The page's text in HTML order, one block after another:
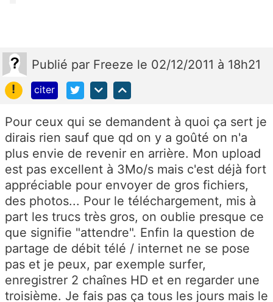
Publié par Freeze le 02/12/2011 à 18h21
!
citer
Pour ceux qui se demandent à quoi ça sert je
dirais rien sauf que qd on y a goûté on n'a
plus envie de revenir en arrière. Mon upload
est pas excellent à 3Mo/s mais c'est déjà fort
appréciable pour envoyer de gros fichiers,
des photos... Pour le téléchargement, mis à
part les trucs très gros, on oublie presque ce
que signifie "attendre". Enfin la question de
partage de débit télé / internet ne se pose
pas et je peux, par exemple surfer,
enregistrer 2 chaînes HD et en regarder une
troisième. Je fais pas ça tous les jours mais le